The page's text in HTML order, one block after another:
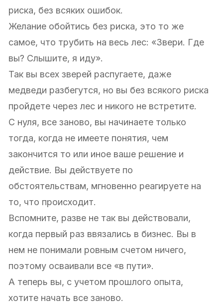
риска, без всяких ошибок.
Желание обойтись без риска, это то же
самое, что трубить на весь лес: «Звери. Где
вы? Слышите, я иду».
Так вы всех зверей распугаете, даже
медведи разбегутся, но вы без всякого риска
пройдете через лес и никого не встретите.
С нуля, все заново, вы начинаете только
тогда, когда не имеете понятия, чем
закончится то или иное ваше решение и
действие. Вы действуете по
обстоятельствам, мгновенно реагируете на
то, что происходит.
Вспомните, разве не так вы действовали,
когда первый раз ввязались в бизнес. Вы в
нем не понимали ровным счетом ничего,
поэтому осваивали все «в пути».
А теперь вы, с учетом прошлого опыта,
хотите начать все заново.